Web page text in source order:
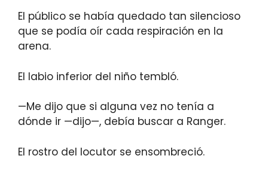
El público se había quedado tan silencioso
que se podía oír cada respiración en la
arena.
El labio inferior del niño tembló.
—Me dijo que si alguna vez no tenía a
dónde ir —dijo—, debía buscar a Ranger.
El rostro del locutor se ensombreció.